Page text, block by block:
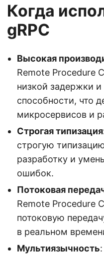
Когда
gRPC
Высокая
Remote Procedure
низкой задержки
способности, что
микросервисов и
Строгая типизация
строгую
разработку и
ошибок.
Потоковая
Remote Procedure
потоковую
в реальном
Мультиязычность